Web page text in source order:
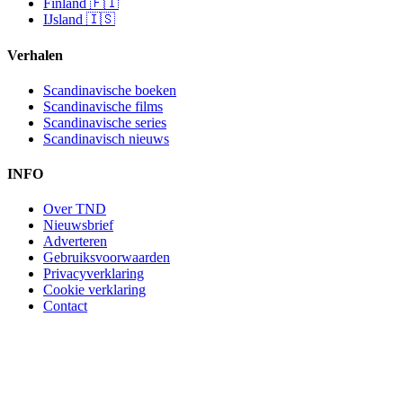
Finland 🇫🇮
IJsland 🇮🇸
Verhalen
Scandinavische boeken
Scandinavische films
Scandinavische series
Scandinavisch nieuws
INFO
Over TND
Nieuwsbrief
Adverteren
Gebruiksvoorwaarden
Privacyverklaring
Cookie verklaring
Contact